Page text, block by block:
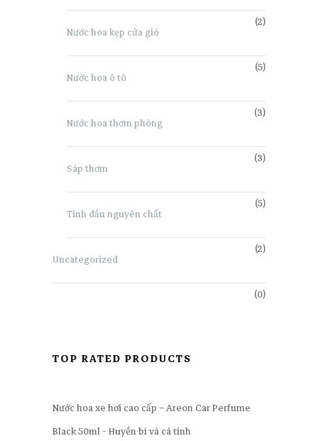
(2)
Nước hoa kẹp cửa gió
(5)
Nước hoa ô tô
(3)
Nước hoa thơm phòng
(3)
Sáp thơm
(5)
Tinh dầu nguyên chất
(2)
Uncategorized
(0)
TOP RATED PRODUCTS
Nước hoa xe hơi cao cấp – Areon Car Perfume
Black 50ml - Huyền bí và cá tính